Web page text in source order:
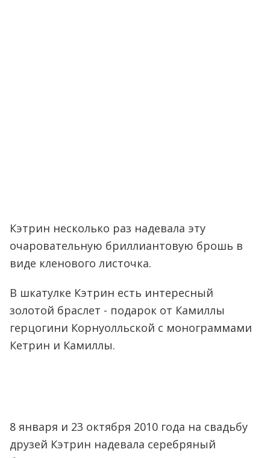
Кэтрин несколько раз надевала эту
очаровательную бриллиантовую брошь в
виде кленового листочка.
В шкатулке Кэтрин есть интересный
золотой браслет - подарок от Камиллы
герцогини Корнуолльской с монограммами
Кетрин и Камиллы.
8 января и 23 октября 2010 года на свадьбу
друзей Кэтрин надевала серебряный